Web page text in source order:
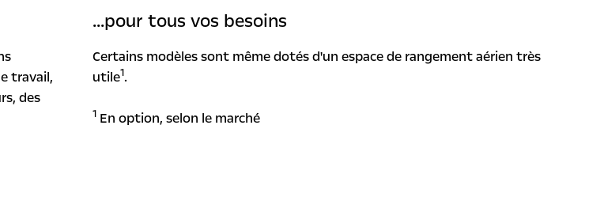
travail,
des
...pour tous vos besoins
Certains modèles sont même dotés d'un espace de rangement aérien très
utile1.
1En option, selon le marché